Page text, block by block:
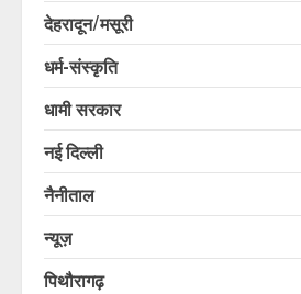
देहरादून/मसूरी
धर्म-संस्कृति
धामी सरकार
नई दिल्ली
नैनीताल
न्यूज़
पिथौरागढ़